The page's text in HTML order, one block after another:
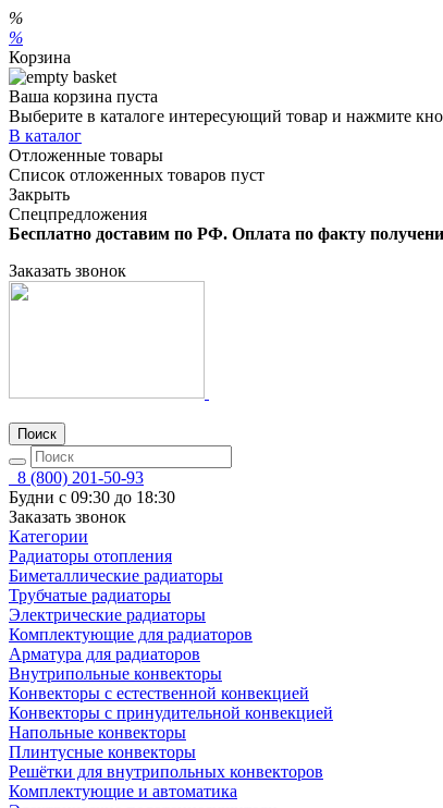
%
%
Корзина
Ваша корзина пуста
Выберите в каталоге интересующий товар и нажмите
В каталог
Отложенные товары
Список отложенных товаров пуст
Закрыть
Спецпредложения
Бесплатно доставим по РФ. Оплата по факту
Заказать звонок
Поиск
8 (800) 201-50-93
Будни с 09:30 до 18:30
Заказать звонок
Категории
Радиаторы отопления
Биметаллические радиаторы
Трубчатые радиаторы
Электрические радиаторы
Комплектующие для радиаторов
Арматура для радиаторов
Внутрипольные конвекторы
Конвекторы с естественной конвекцией
Конвекторы с принудительной конвекцией
Напольные конвекторы
Плинтусные конвекторы
Решётки для внутрипольных конвекторов
Комплектующие и автоматика